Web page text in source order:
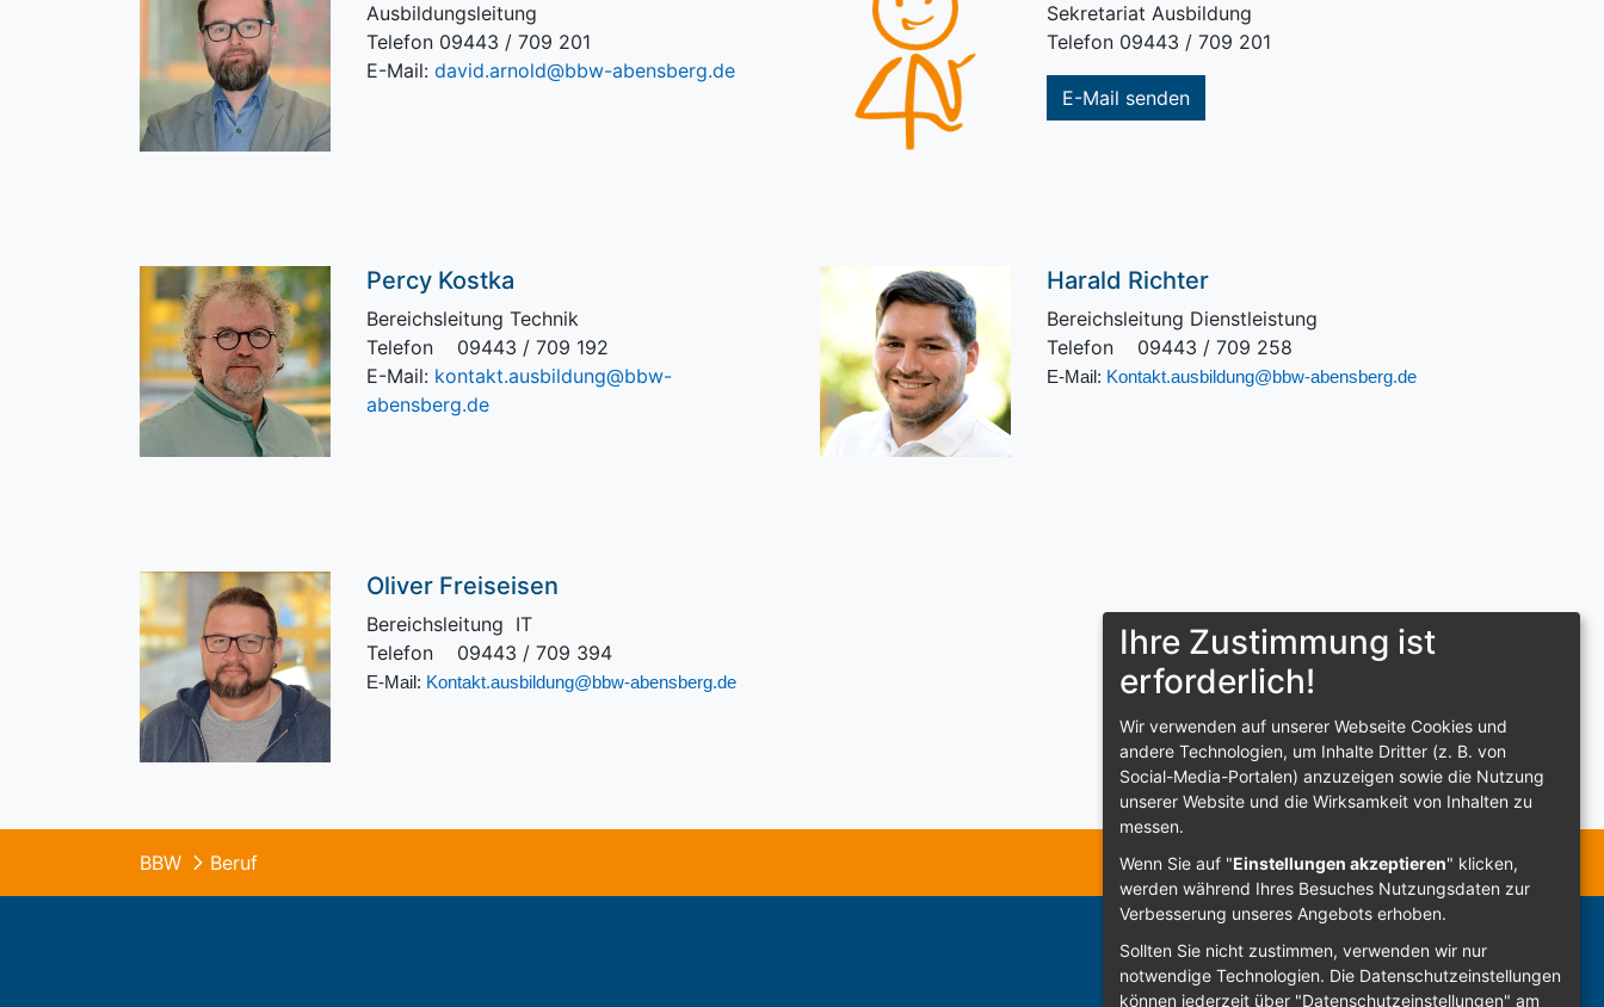
Ausbildungsleitung
Telefon 09443 / 709 201
E-Mail: david.arnold@bbw-abensberg.de
Sekretariat Ausbildung
Telefon 09443 / 709 201
E-Mail senden
Percy Kostka
Bereichsleitung Technik
Telefon 09443 / 709 192
E-Mail: kontakt.ausbildung@bbw-
abensberg.de
Harald Richter
Bereichsleitung Dienstleistung
Telefon 09443 / 709 258
E-Mail: Kontakt.ausbildung@bbw-abensberg.de
Oliver Freiseisen
Bereichsleitung IT
Telefon 09443 / 709 394
E-Mail: Kontakt.ausbildung@bbw-abensberg.de
BBW Beruf
Ihre Zustimmung ist
erforderlich!
Wir verwenden auf unserer Webseite Cookies und
andere Technologien, um Inhalte Dritter (z. B. von
Social-Media-Portalen) anzuzeigen sowie die Nutzung
unserer Website und die Wirksamkeit von Inhalten zu
messen.
Wenn Sie auf "Einstellungen akzeptieren" klicken,
werden während Ihres Besuches Nutzungsdaten zur
Verbesserung unseres Angebots erhoben.
Sollten Sie nicht zustimmen, verwenden wir nur
notwendige Technologien. Die Datenschutzeinstellungen
können jederzeit über "Datenschutzeinstellungen" am